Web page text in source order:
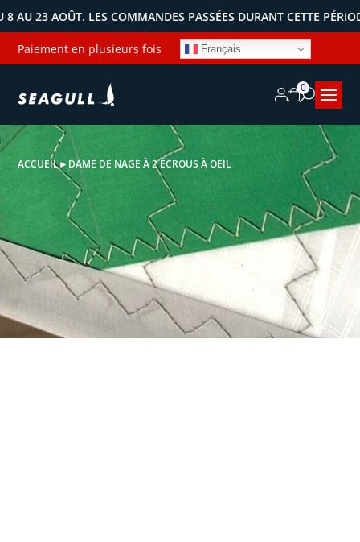
AOÛT. LES COMMANDES PASSÉES DURANT CETTE PÉRIODE
Paiement en plusieurs fois Français
0
ACCUEIL►DAME DE NAGE À 2 ÉCROUS À OEIL